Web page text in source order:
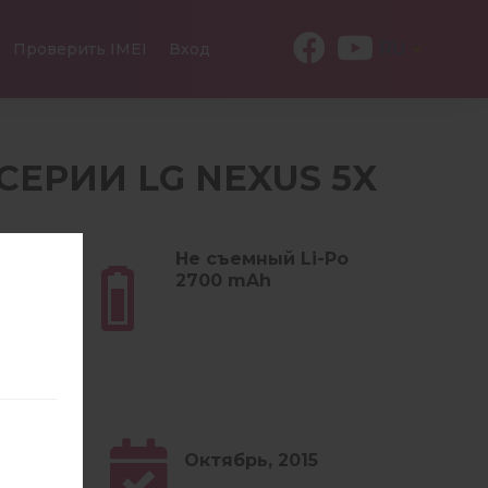
Проверить IMEI Вход
LG NEXUS 5X
Не съемный Li-Po
2700 mAh
Октябрь, 2015